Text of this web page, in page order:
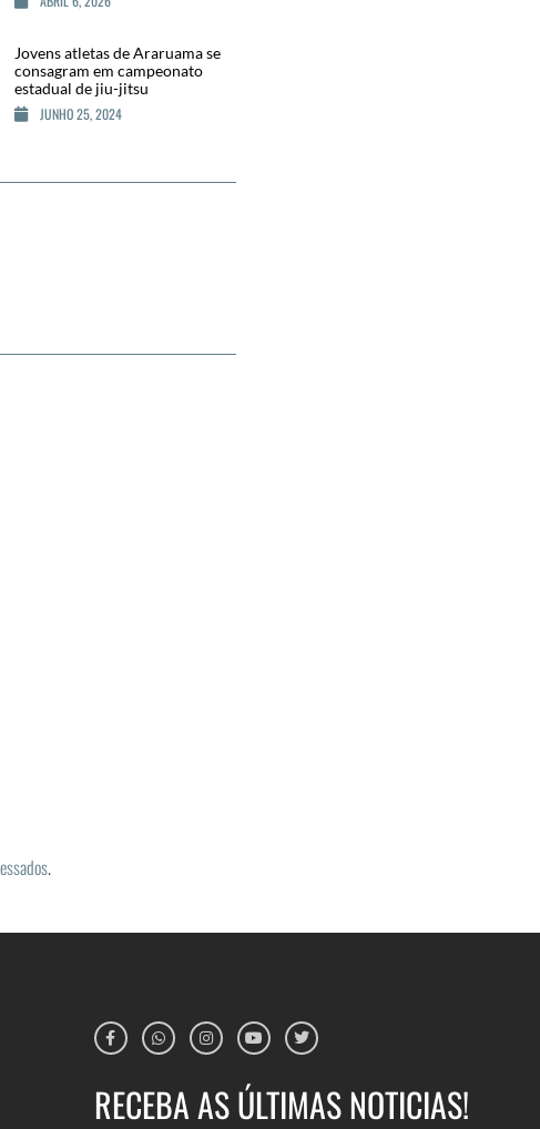
Jovens atletas de Araruama se
consagram em campeonato
estadual de jiu-jitsu
JUNHO 25, 2024
.
RECEBA AS ÚLTIMAS NOTICIAS!